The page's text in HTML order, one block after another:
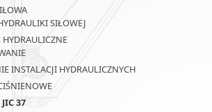
SIŁOWEJ
HYDRAULICZNE
INSTALACJI HYDRAULICZNYCH
37